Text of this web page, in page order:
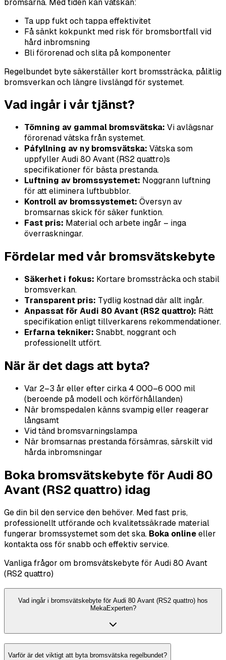
bromsarna. Med tiden kan vätskan:
Ta upp fukt och tappa effektivitet
Få sänkt kokpunkt med risk för bromsbortfall vid
hård inbromsning
Bli förorenad och slita på komponenter
Regelbundet byte säkerställer kort bromssträcka, pålitlig
bromsverkan och längre livslängd för systemet.
Vad ingår i vår tjänst?
Tömning av gammal bromsvätska: Vi avlägsnar
förorenad vätska från systemet.
Påfyllning av ny bromsvätska: Vätska som
uppfyller Audi 80 Avant (RS2 quattro)s
specifikationer för bästa prestanda.
Luftning av bromssystemet: Noggrann luftning
för att eliminera luftbubblor.
Kontroll av bromssystemet: Översyn av
bromsarnas skick för säker funktion.
Fast pris: Material och arbete ingår – inga
överraskningar.
Fördelar med vår bromsvätskebyte
Säkerhet i fokus: Kortare bromssträcka och stabil
bromsverkan.
Transparent pris: Tydlig kostnad där allt ingår.
Anpassat för Audi 80 Avant (RS2 quattro): Rätt
specifikation enligt tillverkarens rekommendationer.
Erfarna tekniker: Snabbt, noggrant och
professionellt utfört.
När är det dags att byta?
Var 2–3 år eller efter cirka 4 000–6 000 mil
(beroende på modell och körförhållanden)
När bromspedalen känns svampig eller reagerar
långsamt
Vid tänd bromsvarningslampa
När bromsarnas prestanda försämras, särskilt vid
hårda inbromsningar
Boka bromsvätskebyte för Audi 80
Avant (RS2 quattro) idag
Ge din bil den service den behöver. Med fast pris,
professionellt utförande och kvalitetssäkrade material
fungerar bromssystemet som det ska. Boka online eller
kontakta oss för snabb och effektiv service.
Vanliga frågor om bromsvätskebyte för Audi 80 Avant
(RS2 quattro)
Vad ingår i bromsvätskebyte för Audi 80 Avant (RS2 quattro) hos
MekaExperten?
Varför är det viktigt att byta bromsvätska regelbundet?